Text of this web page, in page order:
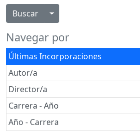
Alternar menú
Navegar por
Últimas Incorporaciones
Autor/a
Director/a
Carrera - Año
Año - Carrera